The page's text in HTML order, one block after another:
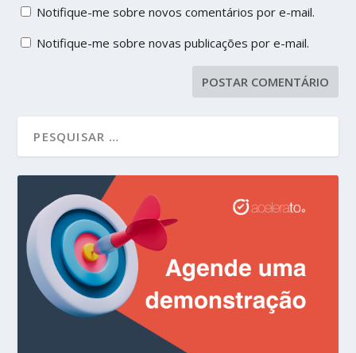
Notifique-me sobre novos comentários por e-mail.
Notifique-me sobre novas publicações por e-mail.